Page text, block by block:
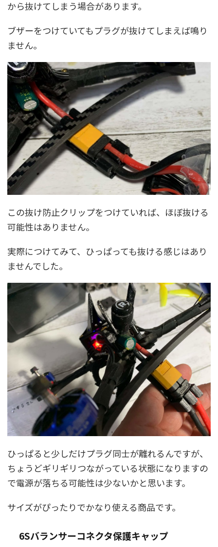
から抜けてしまう場合があります。
ブザーをつけていてもプラグが抜けてしまえば鳴り
ません。
この抜け防止クリップをつけていれば、ほぼ抜ける
可能性はありません。
実際につけてみて、ひっぱっても抜ける感じはあり
ませんでした。
ひっぱると少しだけプラグ同士が離れるんですが、
ちょうどギリギリつながっている状態になりますの
で電源が落ちる可能性は少ないかと思います。
サイズがぴったりでかなり使える商品です。
6Sバランサーコネクタ保護キャップ